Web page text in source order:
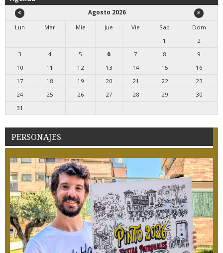
Agosto 2026
Lun
Mar Mie Jue Vie Sab
Dom
1
2
3
4 5 6 7 8
9
10
11 12 13 14 15
16
17
18 19 20 21 22
23
24
25 26 27 28 29
30
31
PERSONAJES